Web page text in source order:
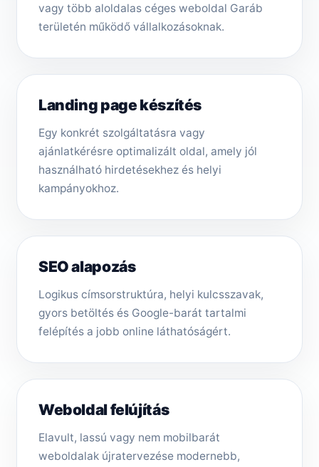
vagy több aloldalas céges weboldal Garáb
területén működő vállalkozásoknak.
Landing page készítés
Egy konkrét szolgáltatásra vagy
ajánlatkérésre optimalizált oldal, amely jól
használható hirdetésekhez és helyi
kampányokhoz.
SEO alapozás
Logikus címsorstruktúra, helyi kulcsszavak,
gyors betöltés és Google-barát tartalmi
felépítés a jobb online láthatóságért.
Weboldal felújítás
Elavult, lassú vagy nem mobilbarát
weboldalak újratervezése modernebb,